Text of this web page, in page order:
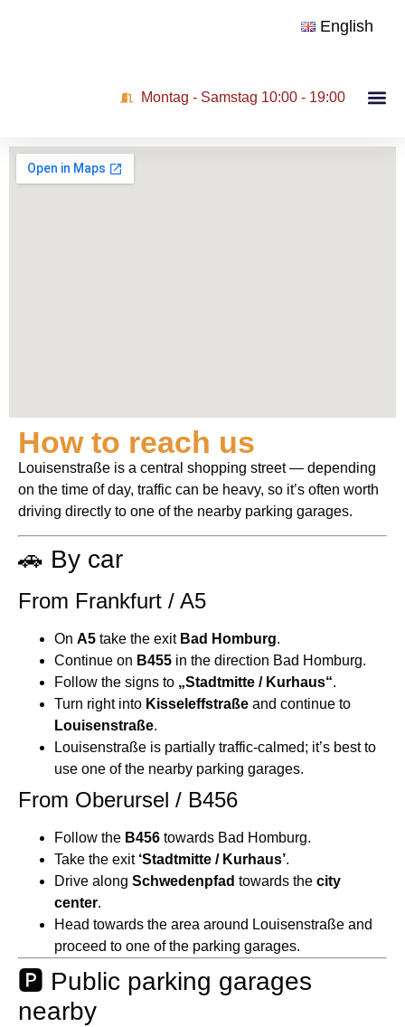
English
Montag - Samstag 10:00 - 19:00
How to reach us
Louisenstraße is a central shopping street — depending
on the time of day, traffic can be heavy, so it’s often worth
driving directly to one of the nearby parking garages.
🚗 By car
From Frankfurt / A5
On A5 take the exit Bad Homburg.
Continue on B455 in the direction Bad Homburg.
Follow the signs to „Stadtmitte / Kurhaus“.
Turn right into Kisseleffstraße and continue to
Louisenstraße.
Louisenstraße is partially traffic‑calmed; it’s best to
use one of the nearby parking garages.
From Oberursel / B456
Follow the B456 towards Bad Homburg.
Take the exit‘Stadtmitte / Kurhaus’.
Drive along Schwedenpfad towards the city
center.
Head towards the area around Louisenstraße and
proceed to one of the parking garages.
🅿️ Public parking garages
nearby